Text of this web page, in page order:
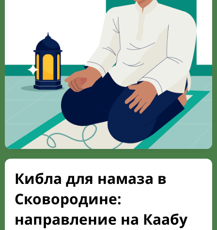
Кибла для намаза в
Сковородине:
направление на Каабу